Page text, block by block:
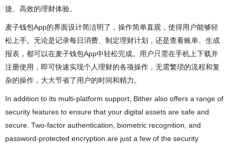
捷、高效的理财体验。
麦子钱包App的界面设计简洁明了，操作简单直观，使得用户能够轻
松上手。无论是记录每日消费、制定理财计划，还是查看账单、生成
报表，都可以在麦子钱包App中轻松完成。用户只需在手机上下载并
注册使用，即可快速实现个人理财的各项操作，无需繁琐的流程和复
杂的操作，大大节省了用户的时间和精力。
In addition to its multi-platform support, Bither also offers a range of
security features to ensure that your digital assets are safe and
secure. Two-factor authentication, biometric recognition, and
password-protected encryption are just a few of the security